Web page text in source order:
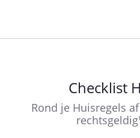
dienen daartoe in
schema op te stellen.
Checklist
Rond je Huisregels